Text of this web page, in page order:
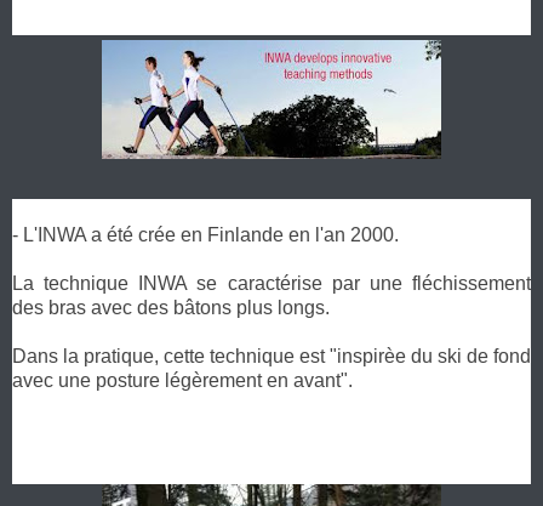
- L'INWA a été crée en Finlande en l'an 2000.
La technique INWA se caractérise par une fléchissement
des bras avec des bâtons plus longs.
Dans la pratique, cette technique est "inspirèe du ski de fond
avec une posture légèrement en avant".